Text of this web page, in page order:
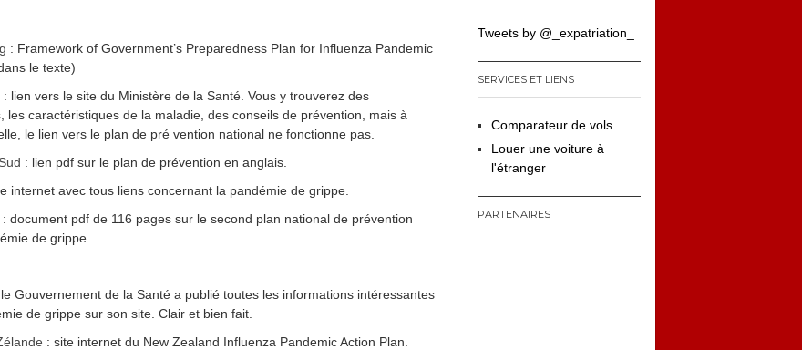
: Framework of Government’s Preparedness Plan for Influenza Pandemic
le texte)
: lien vers le site du Ministère de la Santé. Vous y trouverez des
les caractéristiques de la maladie, des conseils de prévention, mais à
le lien vers le plan de pré vention national ne fonctionne pas.
: lien pdf sur le plan de prévention en anglais.
internet avec tous liens concernant la pandémie de grippe.
: document pdf de 116 pages sur le second plan national de prévention
de grippe.
Gouvernement de la Santé a publié toutes les informations intéressantes
de grippe sur son site. Clair et bien fait.
: site internet du New Zealand Influenza Pandemic Action Plan.
Tweets by @_expatriation_
SERVICES ET LIENS
Comparateur de vols
Louer une voiture à
l'étranger
PARTENAIRES